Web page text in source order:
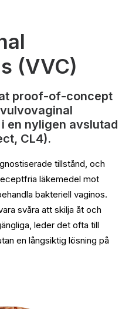
(VVC)
proof-of-concept
en nyligen avslutad
CL4).
tillstånd, och
läkemedel mot
bakteriell vaginos.
svåra att skilja åt och
leder det ofta till
en långsiktig lösning på